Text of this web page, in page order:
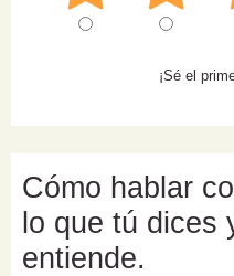
¡Sé el
Cómo hablar
lo que tú dices
entiende.